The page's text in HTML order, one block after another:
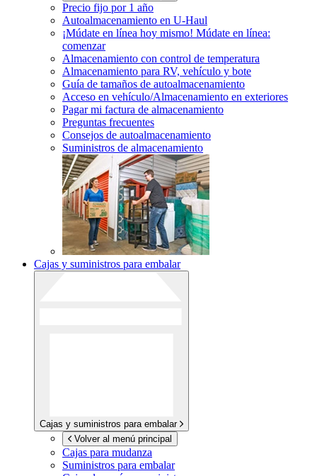
Precio fijo por 1 año
Autoalmacenamiento en U-Haul
¡Múdate en línea hoy mismo! Múdate en línea:
comenzar
Almacenamiento con control de temperatura
Almacenamiento para RV, vehículo y bote
Guía de tamaños de autoalmacenamiento
Acceso en vehículo/Almacenamiento en exteriores
Pagar mi factura de almacenamiento
Preguntas frecuentes
Consejos de autoalmacenamiento
Suministros de almacenamiento
Cajas y suministros para embalar
Cajas y suministros para embalar
Volver al menú principal
Cajas para mudanza
Suministros para embalar